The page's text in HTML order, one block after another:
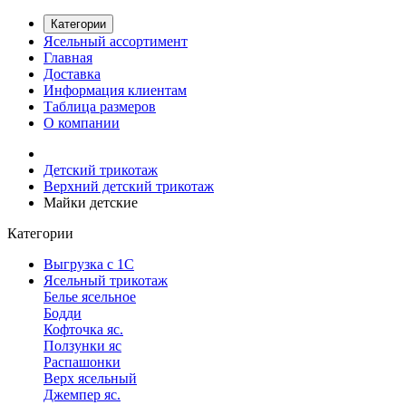
Категории
Ясельный ассортимент
Главная
Доставка
Информация клиентам
Таблица размеров
О компании
Детский трикотаж
Верхний детский трикотаж
Майки детские
Категории
Выгрузка с 1С
Ясельный трикотаж
Белье ясельное
Бодди
Кофточка яс.
Ползунки яс
Распашонки
Верх ясельный
Джемпер яс.